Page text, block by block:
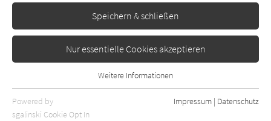
Standard
nur rezensierte Titel anzeigen
Speichern & schließen
Nur essentielle Cookies akzeptieren
Essentielle Cookies werden für grundlegende Funktionen der
Webseite benötigt. Dadurch ist gewährleistet, dass die Webseite
Weitere Informationen
Powered by
sgalinski Cookie Opt In
Impressum | Datenschutz